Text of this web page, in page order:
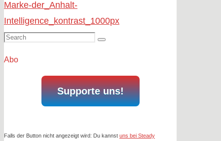
Search
Search
Abo
Supporte uns!
Falls der Button nicht angezeigt wird: Du kannst uns bei Steady